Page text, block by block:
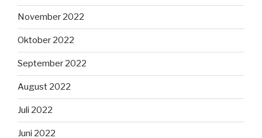
November 2022
Oktober 2022
September 2022
August 2022
Juli 2022
Juni 2022